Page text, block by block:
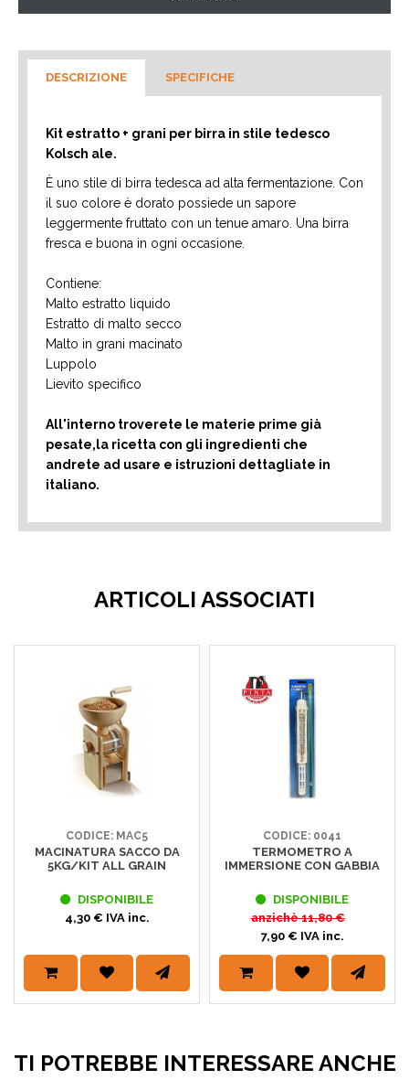
DESCRIZIONE SPECIFICHE
Kit estratto + grani per birra in stile tedesco
Kolsch ale.
È uno stile di birra tedesca ad alta fermentazione. Con
il suo colore è dorato possiede un sapore
leggermente fruttato con un tenue amaro. Una birra
fresca e buona in ogni occasione.
Contiene:
Malto estratto liquido
Estratto di malto secco
Malto in grani macinato
Luppolo
Lievito specifico
All'interno troverete le materie prime già
pesate,la ricetta con gli ingredienti che
andrete ad usare e istruzioni dettagliate in
italiano.
ARTICOLI ASSOCIATI
CODICE: MAC5
MACINATURA SACCO DA
5KG/KIT ALL GRAIN
DISPONIBILE
4,30 € IVA inc.
CODICE: 0041
TERMOMETRO A
IMMERSIONE CON GABBIA
DISPONIBILE
anzichè11,80 €
7,90 € IVA inc.
TI POTREBBE INTERESSARE ANCHE